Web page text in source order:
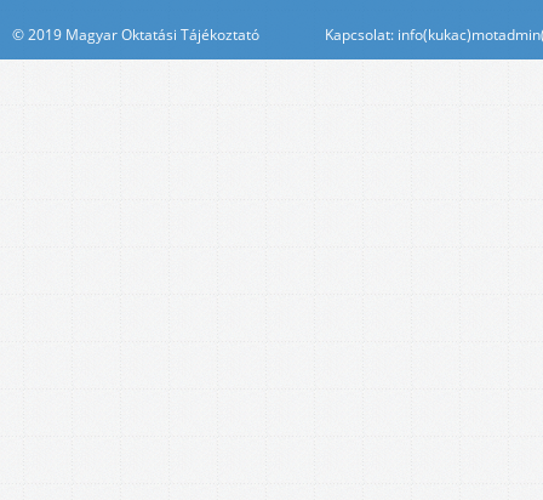
© 2019 Magyar Oktatási Tájékoztató Kapcsolat: